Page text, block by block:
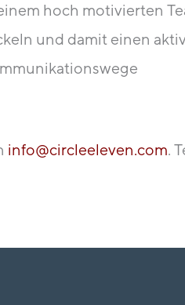
hoch motivierten
und damit einen
info@circleeleven.com.